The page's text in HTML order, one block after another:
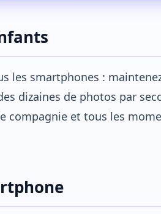
les smartphones :
dizaines de photos par
compagnie et tous les